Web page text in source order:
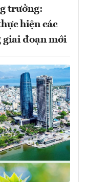
trưởng:
hiện các
đoạn mới